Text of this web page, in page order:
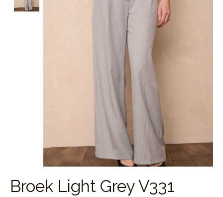
Broek Light Grey V331